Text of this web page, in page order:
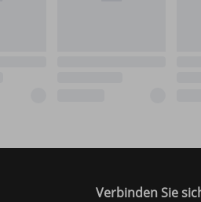
Verbinden Sie